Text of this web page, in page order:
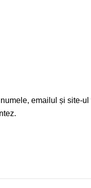
emailul și site-